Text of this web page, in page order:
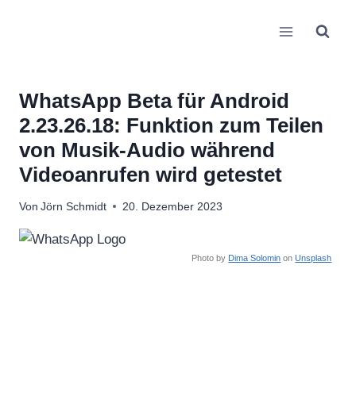
WhatsApp Beta für Android
2.23.26.18: Funktion zum Teilen
von Musik-Audio während
Videoanrufen wird getestet
Von Jörn Schmidt 20. Dezember 2023
Photo by Dima Solomin onUnsplash